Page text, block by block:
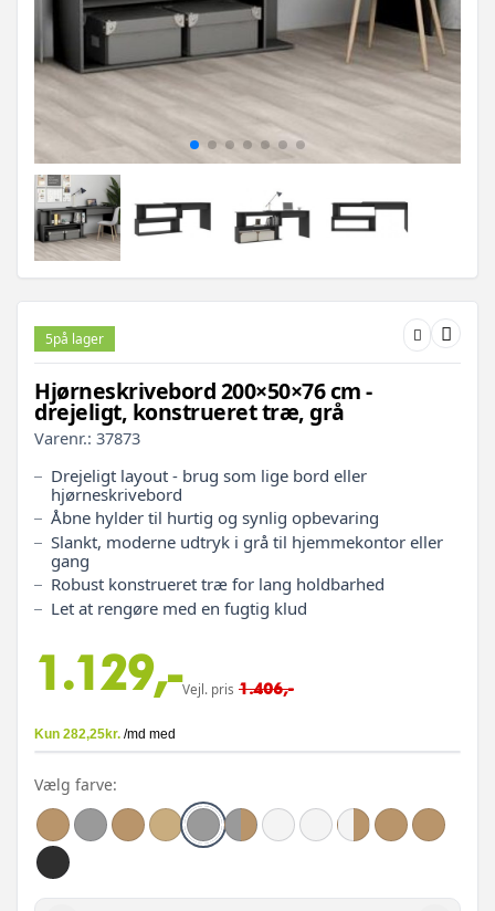
5på lager
Hjørneskrivebord 200×50×76 cm -
drejeligt, konstrueret træ, grå
Varenr.: 37873
Drejeligt layout - brug som lige bord eller
hjørneskrivebord
Åbne hylder til hurtig og synlig opbevaring
Slankt, moderne udtryk i grå til hjemmekontor eller
gang
Robust konstrueret træ for lang holdbarhed
Let at rengøre med en fugtig klud
1.129,-Vejl. pris 1.406,-
Vælg farve: